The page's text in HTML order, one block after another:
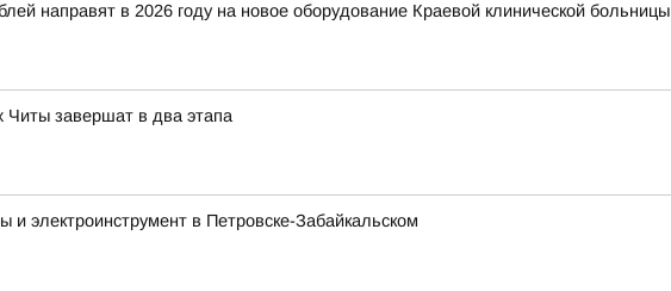
направят в 2026 году на новое оборудование Краевой клинической больницы
Читы завершат в два этапа
и электроинструмент в Петровске-Забайкальском